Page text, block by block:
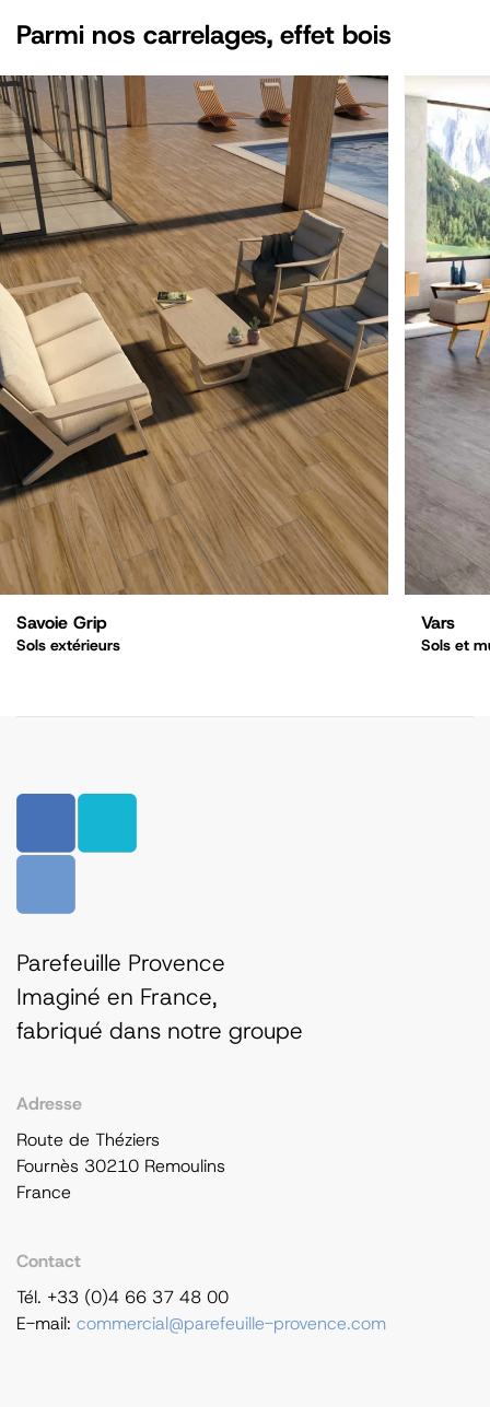
Parmi nos carrelages, effet bois
Savoie Grip
Sols extérieurs
Vars
Sols et
Parefeuille Provence
Imaginé en France,
fabriqué dans notre groupe
Adresse
Route de Théziers
Fournès 30210 Remoulins
France
Contact
Tél. +33 (0)4 66 37 48 00
E-mail: commercial@parefeuille-provence.com